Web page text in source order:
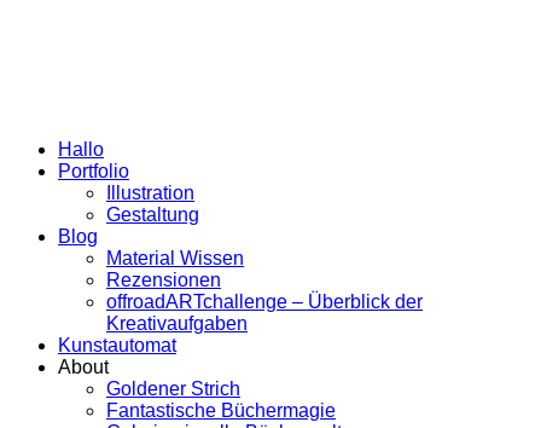
Hallo
Portfolio
Illustration
Gestaltung
Blog
Material Wissen
Rezensionen
offroadARTchallenge – Überblick der
Kreativaufgaben
Kunstautomat
About
Goldener Strich
Fantastische Büchermagie